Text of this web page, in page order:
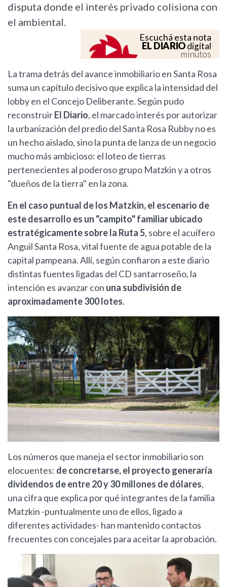
disputa donde el interés privado colisiona con
el ambiental.
Escuchá esta nota
EL DIARIOdigital
minutos
La trama detrás del avance inmobiliario en Santa Rosa
suma un capítulo decisivo que explica la intensidad del
lobby en el Concejo Deliberante. Según pudo
reconstruirEl Diario, el marcado interés por autorizar
la urbanización del predio del Santa Rosa Rubby no es
un hecho aislado, sino la punta de lanza de un negocio
mucho más ambicioso: el loteo de tierras
pertenecientes al poderoso grupo Matzkin y a otros
"dueños de la tierra" en la zona.
En el caso puntual de los Matzkin, el escenario de
este desarrollo es un "campito" familiar ubicado
estratégicamente sobre la Ruta 5, sobre el acuífero
Anguil Santa Rosa, vital fuente de agua potable de la
capital pampeana. Allí, según confiaron a este diario
distintas fuentes ligadas del CD santarroseño, la
intención es avanzar con una subdivisión de
aproximadamente 300 lotes.
Los números que maneja el sector inmobiliario son
elocuentes: de concretarse, el proyecto generaría
dividendos de entre 20 y 30 millones de dólares,
una cifra que explica por qué integrantes de la familia
Matzkin -puntualmente uno de ellos, ligado a
diferentes actividades- han mantenido contactos
frecuentes con concejales para aceitar la aprobación.